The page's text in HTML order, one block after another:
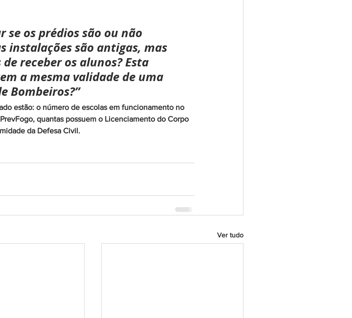
se os prédios são ou não
instalações são antigas, mas
receber os alunos? Esta
a mesma validade de uma
Bombeiros?”
estão: o número de escolas em funcionamento no
quantas possuem o Licenciamento do Corpo
da Defesa Civil.
Ver tudo